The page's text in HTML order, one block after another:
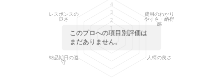
このプロへの項目別評価は
まだありません。
費用のわかり
やすさ・納得
感
人柄の良さ
納品期日の遵
守
レスポンスの
良さ
1
2
3
4